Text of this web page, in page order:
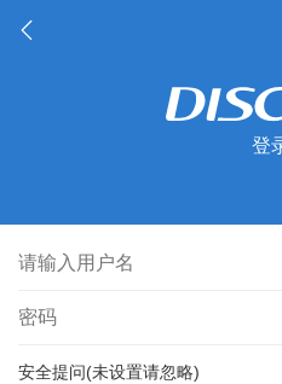
登
安全提问(未设置请忽略)